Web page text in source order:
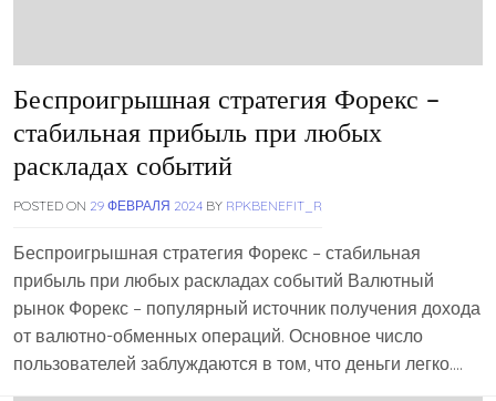
Беспроигрышная стратегия Форекс –
стабильная прибыль при любых
раскладах событий
POSTED ON 29 ФЕВРАЛЯ 2024 BY RPKBENEFIT_R
Беспроигрышная стратегия Форекс – стабильная
прибыль при любых раскладах событий Валютный
рынок Форекс – популярный источник получения дохода
от валютно-обменных операций. Основное число
пользователей заблуждаются в том, что деньги легко….